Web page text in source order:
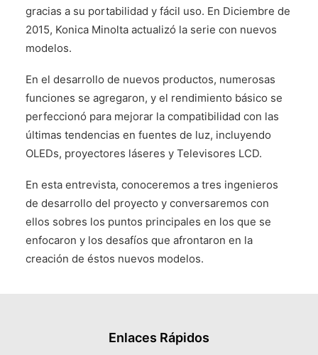
gracias a su portabilidad y fácil uso. En Diciembre de
2015, Konica Minolta actualizó la serie con nuevos
modelos.
En el desarrollo de nuevos productos, numerosas
funciones se agregaron, y el rendimiento básico se
perfeccionó para mejorar la compatibilidad con las
últimas tendencias en fuentes de luz, incluyendo
OLEDs, proyectores láseres y Televisores LCD.
En esta entrevista, conoceremos a tres ingenieros
de desarrollo del proyecto y conversaremos con
ellos sobres los puntos principales en los que se
enfocaron y los desafíos que afrontaron en la
creación de éstos nuevos modelos.
Enlaces Rápidos